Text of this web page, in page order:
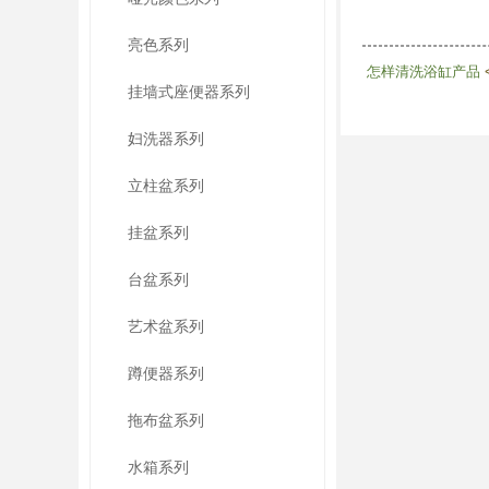
亮色系列
挂墙式座便器系列
妇洗器系列
立柱盆系列
挂盆系列
台盆系列
艺术盆系列
蹲便器系列
拖布盆系列
水箱系列
怎样清洗浴缸产品